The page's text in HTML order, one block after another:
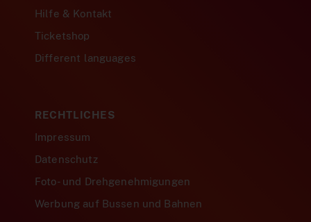
Hilfe & Kontakt
Ticketshop
Different languages
RECHTLICHES
Impressum
Datenschutz
Foto- und Drehgenehmigungen
Werbung auf Bussen und Bahnen